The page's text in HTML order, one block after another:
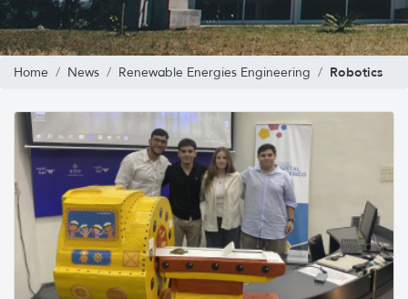
Home News Renewable Energies Engineering Robotics